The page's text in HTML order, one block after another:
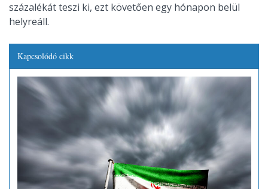
százalékát teszi ki, ezt követően egy hónapon belül
helyreáll.
Kapcsolódó cikk